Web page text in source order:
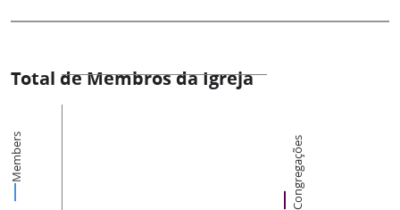
Total de Membros da Igreja
Members Congregações